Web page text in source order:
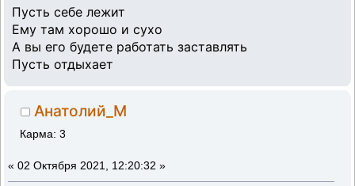
Пусть себе лежит
Ему там хорошо и сухо
А вы его будете работать заставлять
Пусть отдыхает
Анатолий_М
Карма: 3
« 02 Октября 2021, 12:20:32 »